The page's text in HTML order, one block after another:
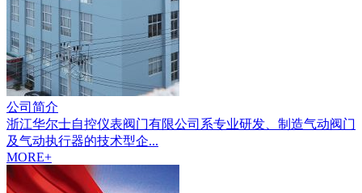
公司简介
浙江华尔士自控仪表阀门有限公司系专业研发、制造气动阀门
及气动执行器的技术型企...
MORE+